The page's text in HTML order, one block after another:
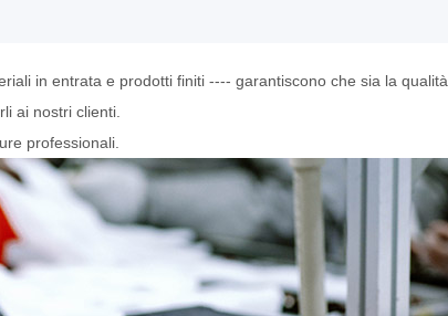
in entrata e prodotti finiti ---- garantiscono che sia la
ai nostri clienti.
professionali.